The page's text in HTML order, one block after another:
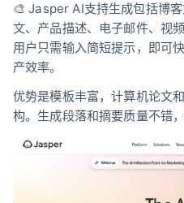
🎨 Jasper AI支持生成包括博
文、产品描述、电子邮件、视
用户只需输入简短提示，即可
产效率。
优势是模板丰富，计算机论文
构。生成段落和摘要质量不错